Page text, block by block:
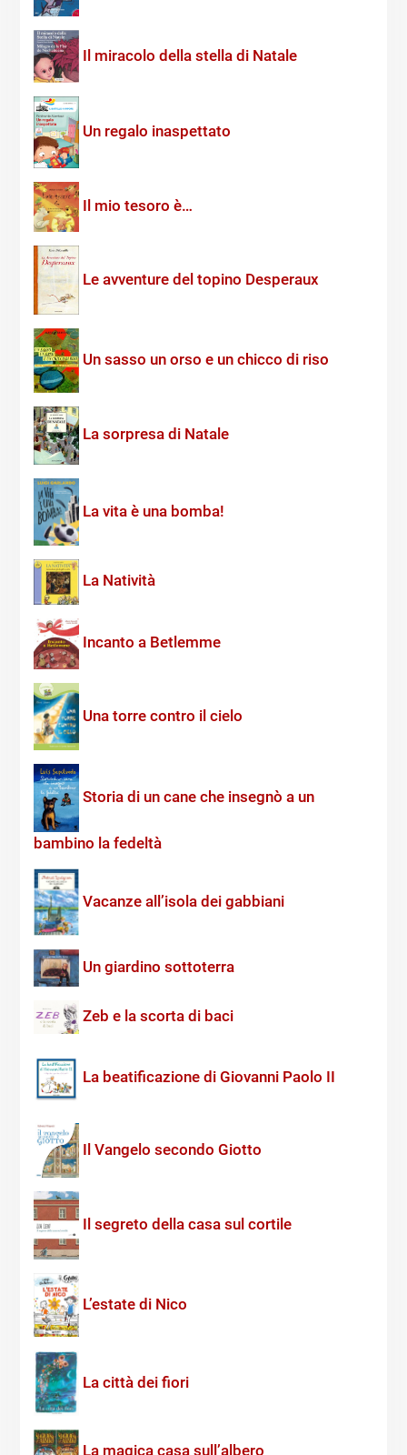
Il miracolo della stella di Natale
Un regalo inaspettato
Il mio tesoro è…
Le avventure del topino Desperaux
Un sasso un orso e un chicco di riso
La sorpresa di Natale
La vita è una bomba!
La Natività
Incanto a Betlemme
Una torre contro il cielo
Storia di un cane che insegnò a un
bambino la fedeltà
Vacanze all’isola dei gabbiani
Un giardino sottoterra
Zeb e la scorta di baci
La beatificazione di Giovanni Paolo II
Il Vangelo secondo Giotto
Il segreto della casa sul cortile
L’estate di Nico
La città dei fiori
La magica casa sull’albero